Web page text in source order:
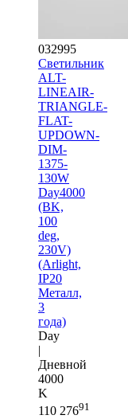
032995
Светильник
ALT-
LINEAIR-
TRIANGLE-
FLAT-
UPDOWN-
DIM-
1375-
130W
Day4000
(BK,
100
deg,
230V)
(Arlight,
IP20
Металл,
3
года)
Day
|
Дневной
4000
K
110 27691